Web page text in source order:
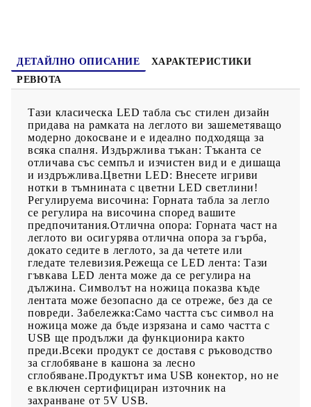
ДЕТАЙЛНО ОПИСАНИЕ
ХАРАКТЕРИСТИКИ
РЕВЮТА
Тази класическа LED табла със стилен дизайн
придава на рамката на леглото ви зашеметяващо
модерно докосване и е идеално подходяща за
всяка спалня. Издържлива тъкан: Тъканта се
отличава със семпъл и изчистен вид и е дишаща
и издръжлива.Цветни LED: Внесете игриви
нотки в тъмнината с цветни LED светлини!
Регулируема височина: Горната табла за легло
се регулира на височина според вашите
предпочитания.Отлична опора: Горната част на
леглото ви осигурява отлична опора за гърба,
докато седите в леглото, за да четете или
гледате телевизия.Режеща се LED лента: Тази
гъвкава LED лента може да се регулира на
дължина. Символът на ножица показва къде
лентата може безопасно да се отреже, без да се
повреди. Забележка:Само частта със символ на
ножица може да бъде изрязана и само частта с
USB ще продължи да функционира както
преди.Всеки продукт се доставя с ръководство
за сглобяване в кашона за лесно
сглобяване.Продуктът има USB конектор, но не
е включен сертифициран източник на
захранване от 5V USB.